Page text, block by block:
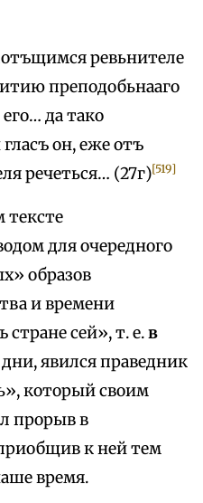
ревьнителе
преподобьнааго
да тако
он, еже отъ
речеться… (27г)[519]
для очередного
образов
и времени
стране сей», т. е.в
дни, явился праведник
который своим
прорыв в
к ней тем
время.